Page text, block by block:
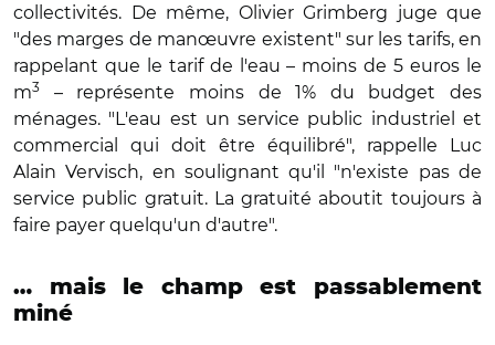
collectivités. De même, Olivier Grimberg juge que
"des marges de manœuvre existent" sur les tarifs, en
rappelant que le tarif de l'eau – moins de 5 euros le
m3
– représente moins de 1% du budget des
ménages. "L'eau est un service public industriel et
commercial qui doit être équilibré", rappelle Luc
Alain Vervisch, en soulignant qu'il "n'existe pas de
service public gratuit. La gratuité aboutit toujours à
faire payer quelqu'un d'autre".
… mais le champ est passablement
miné